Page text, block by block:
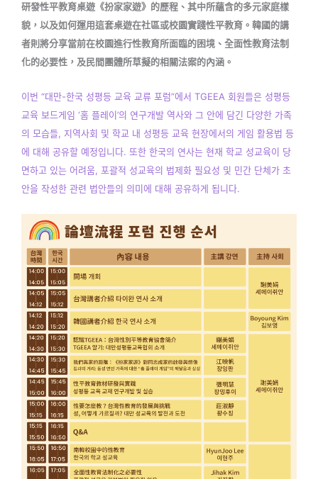
研發性平教育桌遊《扮家家遊》的歷程、其中所蘊含的多元家庭樣
貌，以及如何運用這套桌遊在社區或校園實踐性平教育。韓國的講
者則將分享當前在校園進行性教育所面臨的困境、全面性教育法制
化的必要性，及民間團體所草擬的相關法案的內涵。
이번 “대만-한국 성평등 교육 교류 포럼”에서 TGEEA 회원들은 성평등
교육 보드게임 ‘홈 플레이’의 연구개발 역사와 그 안에 담긴 다양한 가족
의 모습들, 지역사회 및 학교 내 성평등 교육 현장에서의 게임 활용법 등
에 대해 공유할 예정입니다. 또한 한국의 연사는 현재 학교 성교육이 당
면하고 있는 어려움, 포괄적 성교육의 법제화 필요성 및 민간 단체가 초
안을 작성한 관련 법안들의 의미에 대해 공유하게 됩니다.